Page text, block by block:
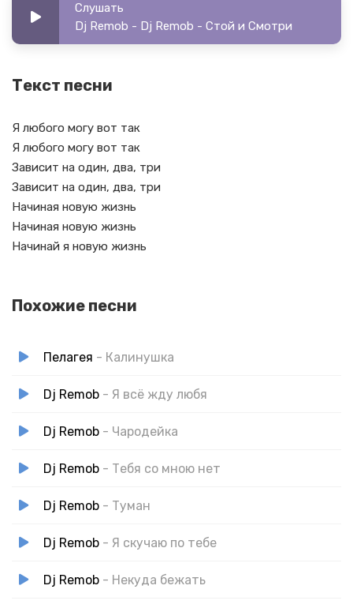
Слушать
Dj Remob - Dj Remob - Стой и Смотри
Текст песни
Я любого могу вот так
Я любого могу вот так
Зависит на один, два, три
Зависит на один, два, три
Начиная новую жизнь
Начиная новую жизнь
Начинай я новую жизнь
Похожие песни
Пелагея - Калинушка
Dj Remob - Я всё жду любя
Dj Remob - Чародейка
Dj Remob - Тебя со мною нет
Dj Remob - Туман
Dj Remob - Я скучаю по тебе
Dj Remob - Некуда бежать